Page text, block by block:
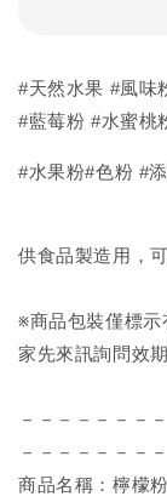
#天然水果 #風
#藍莓粉 #水蜜桃
#水果粉#色粉 #
供食品製造用，
※商品包裝僅標
家先來訊詢問效期
－－－－－－－
－－－－－－－
商品名稱：檸檬粉